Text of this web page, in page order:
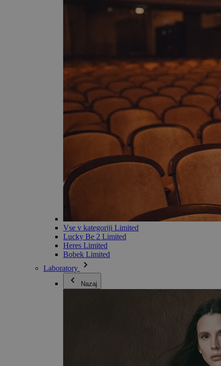
Vse v kategoriji Limited
Lucky Be 2 Limited
Heres Limited
Bobek Limited
Laboratory
Nazaj